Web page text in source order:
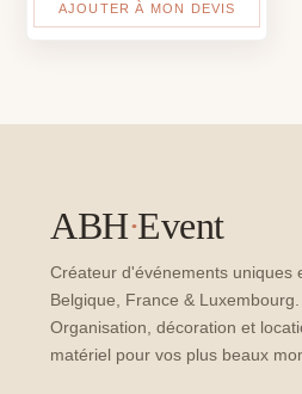
AJOUTER À MON DEVIS
ABH·Event
Créateur d'événements uniques
Belgique, France & Luxembourg.
Organisation, décoration et
matériel pour vos plus beaux